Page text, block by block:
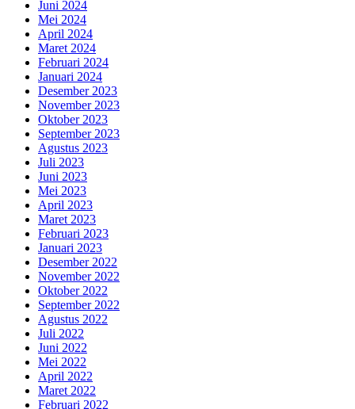
Juni 2024
Mei 2024
April 2024
Maret 2024
Februari 2024
Januari 2024
Desember 2023
November 2023
Oktober 2023
September 2023
Agustus 2023
Juli 2023
Juni 2023
Mei 2023
April 2023
Maret 2023
Februari 2023
Januari 2023
Desember 2022
November 2022
Oktober 2022
September 2022
Agustus 2022
Juli 2022
Juni 2022
Mei 2022
April 2022
Maret 2022
Februari 2022